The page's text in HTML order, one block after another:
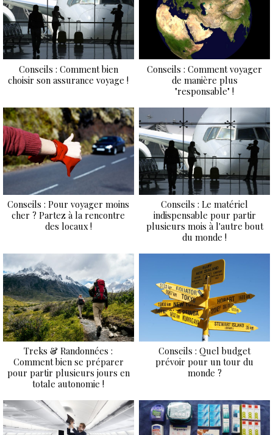
Conseils : Comment bien
choisir son assurance voyage !
Conseils : Comment voyager
de manière plus
"responsable" !
Conseils : Pour voyager moins
cher ? Partez à la rencontre
des locaux !
Conseils : Le matériel
indispensable pour partir
plusieurs mois à l'autre bout
du monde !
Treks & Randonnées :
Comment bien se préparer
pour partir plusieurs jours en
totale autonomie !
Conseils : Quel budget
prévoir pour un tour du
monde ?